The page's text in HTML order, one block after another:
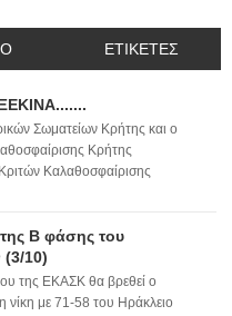
ΕΤΙΚΕΤΕΣ
Σωματείων Κρήτης και ο
Κρήτης
Καλαθοσφαίρισης
Β φάσης του
10)
της ΕΚΑΣΚ θα βρεθεί ο
νίκη με 71-58 του Ηράκλειο